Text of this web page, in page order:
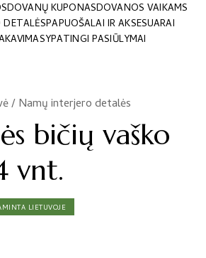
DOVANŲ KUPONASDOVANOS VAIKAMS
DETALĖSPAPUOŠALAI IR AKSESUARAI
YPATINGI PASIŪLYMAI
/Namų interjero detalės
/
bičių vaško
vnt.
LIETUVOJE